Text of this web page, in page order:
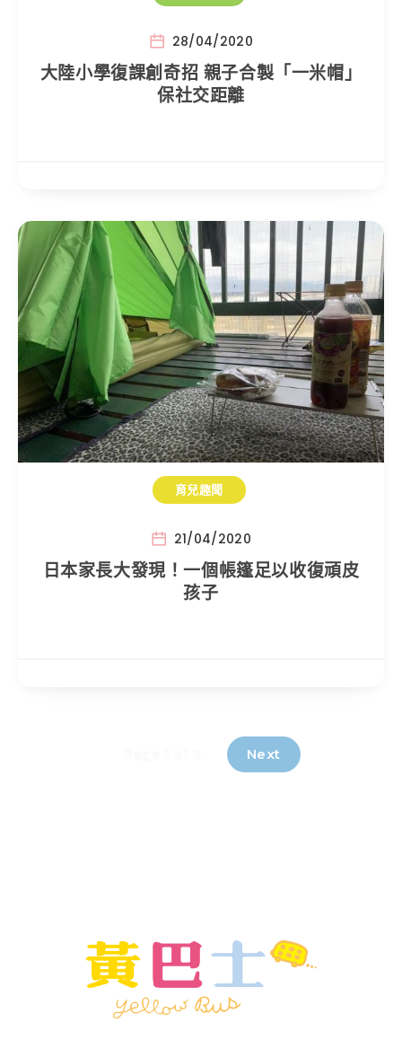
28/04/2020
大陸小學復課創奇招 親子合製「一米帽」
保社交距離
育兒趣聞
21/04/2020
日本家長大發現！一個帳篷足以收復頑皮
孩子
Next